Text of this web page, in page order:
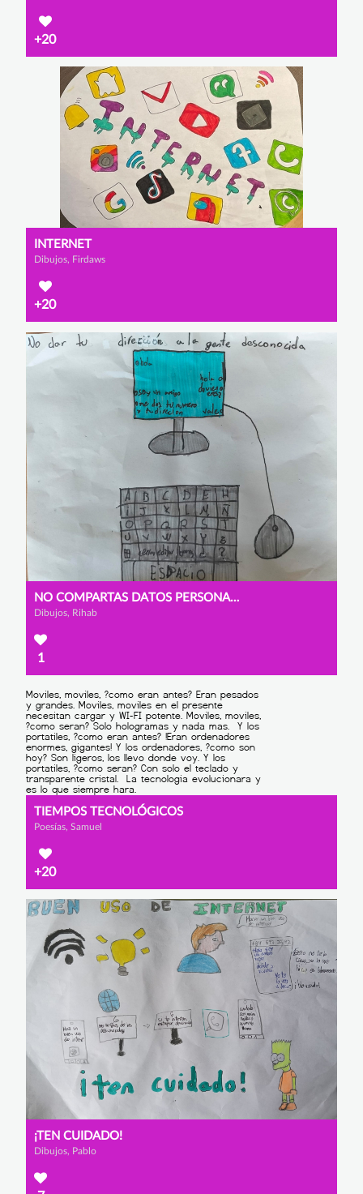
+20
INTERNET
Dibujos, Firdaws
+20
NO COMPARTAS DATOS PERSONALES
Dibujos, Rihab
1
TIEMPOS TECNOLÓGICOS
Poesías, Samuel
+20
¡TEN CUIDADO!
Dibujos, Pablo